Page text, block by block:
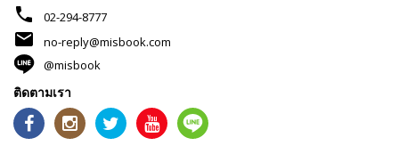
phone 02-294-8777
mail
no-reply@misbook.com
@misbook
ติดตามเรา